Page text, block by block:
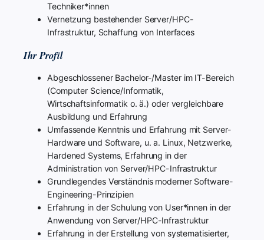
Techniker*innen
Vernetzung bestehender Server/HPC-
Infrastruktur, Schaffung von Interfaces
Ihr Profil
Abgeschlossener Bachelor-/Master im IT-Bereich
(Computer Science/Informatik,
Wirtschaftsinformatik o. ä.) oder vergleichbare
Ausbildung und Erfahrung
Umfassende Kenntnis und Erfahrung mit Server-
Hardware und Software, u. a. Linux, Netzwerke,
Hardened Systems, Erfahrung in der
Administration von Server/HPC-Infrastruktur
Grundlegendes Verständnis moderner Software-
Engineering-Prinzipien
Erfahrung in der Schulung von User*innen in der
Anwendung von Server/HPC-Infrastruktur
Erfahrung in der Erstellung von systematisierter,